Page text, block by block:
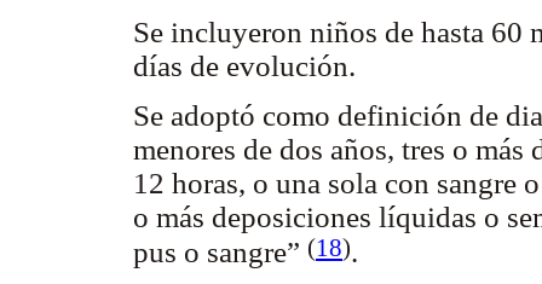
Se incluyeron niños de hasta 60
días de evolución.
Se adoptó como definición de
menores de dos años, tres o
12 horas, o una sola con sangre
o más deposiciones líquidas o
pus o sangre” (18).